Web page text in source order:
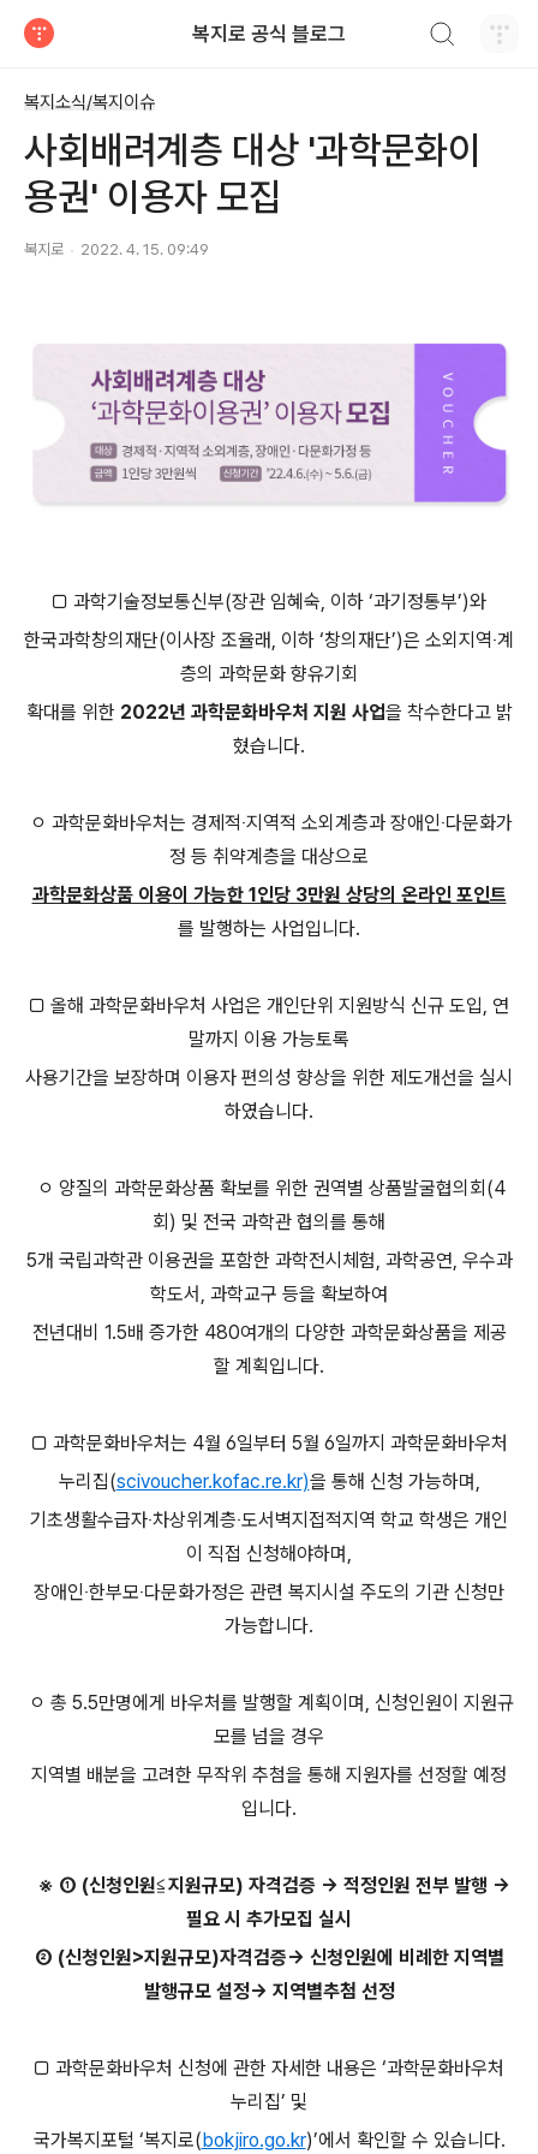
복지로 공식 블로그
복지소식/복지이슈
사회배려계층 대상 '과학문화이
용권' 이용자 모집
복지로 2022. 4. 15. 09:49
□ 과학기술정보통신부(장관 임혜숙, 이하 ‘과기정통부’)와
한국과학창의재단(이사장 조율래, 이하 ‘창의재단’)은 소외지역‧계
층의 과학문화 향유기회
확대를 위한 2022년 과학문화바우처 지원 사업을 착수한다고 밝
혔습니다.
ㅇ 과학문화바우처는 경제적‧지역적 소외계층과 장애인‧다문화가
정 등 취약계층을 대상으로
과학문화상품 이용이 가능한 1인당 3만원 상당의 온라인 포인트
를 발행하는 사업입니다.
□ 올해 과학문화바우처 사업은 개인단위 지원방식 신규 도입, 연
말까지 이용 가능토록
사용기간을 보장하며 이용자 편의성 향상을 위한 제도개선을 실시
하였습니다.
ㅇ 양질의 과학문화상품 확보를 위한 권역별 상품발굴협의회(4
회) 및 전국 과학관 협의를 통해
5개 국립과학관 이용권을 포함한 과학전시체험, 과학공연, 우수과
학도서, 과학교구 등을 확보하여
전년대비 1.5배 증가한 480여개의 다양한 과학문화상품을 제공
할 계획입니다.
□ 과학문화바우처는 4월 6일부터 5월 6일까지 과학문화바우처
누리집(scivoucher.kofac.re.kr)을 통해 신청 가능하며,
기초생활수급자‧차상위계층‧도서벽지접적지역 학교 학생은 개인
이 직접 신청해야하며,
장애인‧한부모‧다문화가정은 관련 복지시설 주도의 기관 신청만
가능합니다.
ㅇ 총 5.5만명에게 바우처를 발행할 계획이며, 신청인원이 지원규
모를 넘을 경우
지역별 배분을 고려한 무작위 추첨을 통해 지원자를 선정할 예정
입니다.
※ ① (신청인원≦지원규모) 자격검증 → 적정인원 전부 발행 →
필요 시 추가모집 실시
② (신청인원>지원규모)자격검증→ 신청인원에 비례한 지역별
발행규모 설정→ 지역별추첨 선정
□ 과학문화바우처 신청에 관한 자세한 내용은 ‘과학문화바우처
누리집’ 및
국가복지포털 ‘복지로(bokjiro.go.kr)’에서 확인할 수 있습니다.